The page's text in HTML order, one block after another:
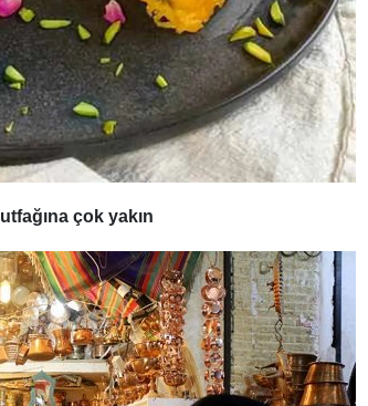
çok yakın